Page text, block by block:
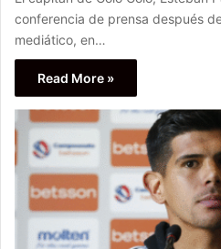
conferencia de prensa después
mediático, en…
Read More »